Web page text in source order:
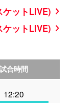
ケットLIVE)
ットLIVE)
試合時間
12:20